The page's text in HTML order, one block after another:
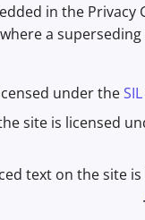
in the Privacy
under the
site is licensed
text on the site
.